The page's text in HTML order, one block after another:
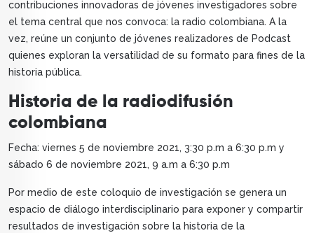
contribuciones innovadoras de jóvenes investigadores sobre
el tema central que nos convoca: la radio colombiana. A la
vez, reúne un conjunto de jóvenes realizadores de Podcast
quienes exploran la versatilidad de su formato para fines de la
historia pública.
Historia de la radiodifusión
colombiana
Fecha: viernes 5 de noviembre 2021, 3:30 p.m a 6:30 p.m y
sábado 6 de noviembre 2021, 9 a.m a 6:30 p.m
Por medio de este coloquio de investigación se genera un
espacio de diálogo interdisciplinario para exponer y compartir
resultados de investigación sobre la historia de la